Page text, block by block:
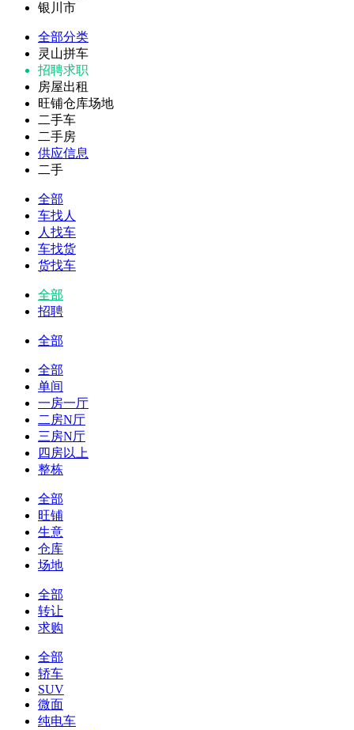
银川市
全部分类
灵山拼车
招聘求职
房屋出租
旺铺仓库场地
二手车
二手房
供应信息
二手
全部
车找人
人找车
车找货
货找车
全部
招聘
全部
全部
单间
一房一厅
二房N厅
三房N厅
四房以上
整栋
全部
旺铺
生意
仓库
场地
全部
转让
求购
全部
轿车
SUV
微面
纯电车